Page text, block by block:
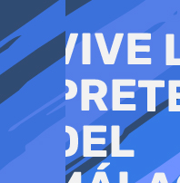
al
contenido